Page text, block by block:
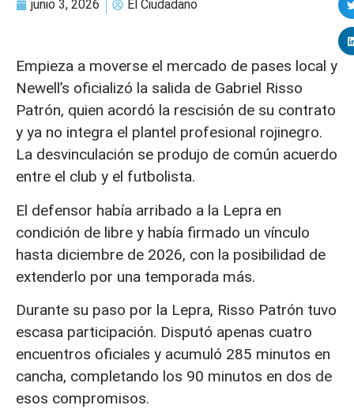
junio 3, 2026 El Ciudadano
Empieza a moverse el mercado de pases local y
Newell’s oficializó la salida de Gabriel Risso
Patrón, quien acordó la rescisión de su contrato
y ya no integra el plantel profesional rojinegro.
La desvinculación se produjo de común acuerdo
entre el club y el futbolista.
El defensor había arribado a la Lepra en
condición de libre y había firmado un vínculo
hasta diciembre de 2026, con la posibilidad de
extenderlo por una temporada más.
Durante su paso por la Lepra, Risso Patrón tuvo
escasa participación. Disputó apenas cuatro
encuentros oficiales y acumuló 285 minutos en
cancha, completando los 90 minutos en dos de
esos compromisos.